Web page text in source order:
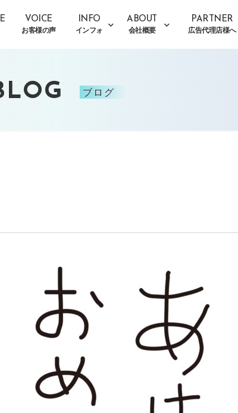
VOICE
お客様の声
INFO
インフォ
ABOUT
会社概要
PARTNER
広告代理店様へ
ブログ